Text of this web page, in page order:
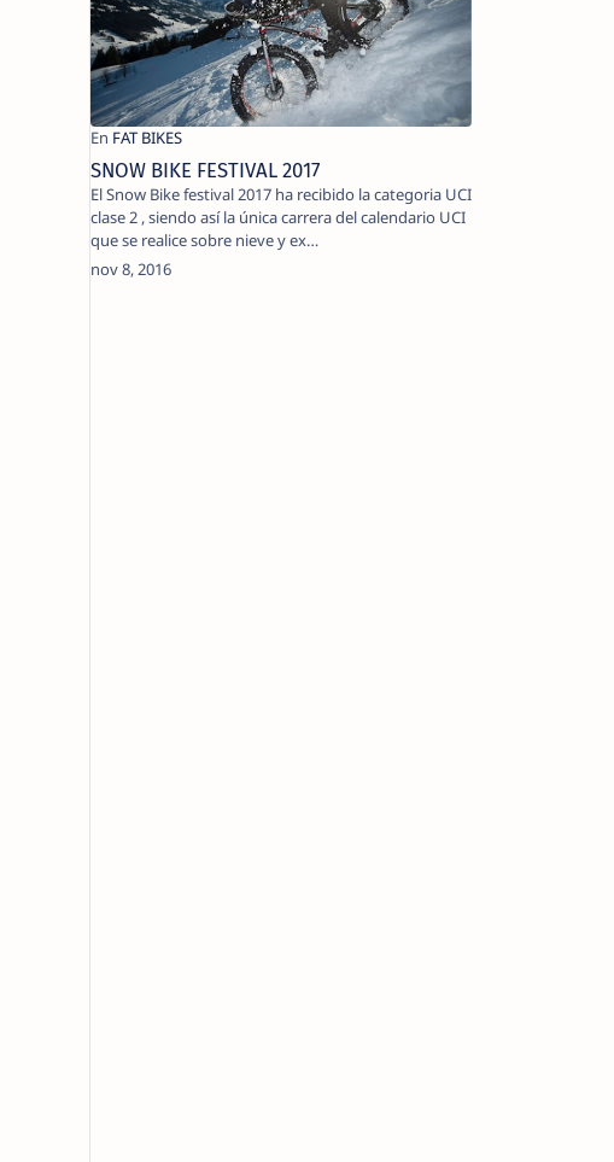
SNOW BIKE FESTIVAL 2017
El Snow Bike festival 2017 ha recibido la categoria UCI
clase 2 , siendo así la única carrera del calendario UCI
que se realice sobre nieve y ex…